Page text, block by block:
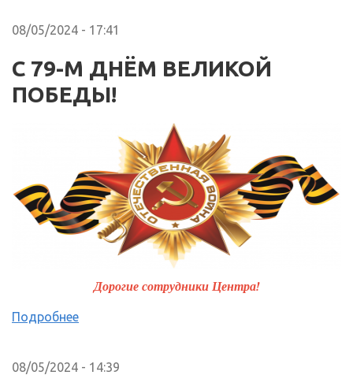
08/05/2024 - 17:41
С 79-М ДНЁМ ВЕЛИКОЙ
ПОБЕДЫ!
Дорогие сотрудники Центра!
Подробнее
08/05/2024 - 14:39